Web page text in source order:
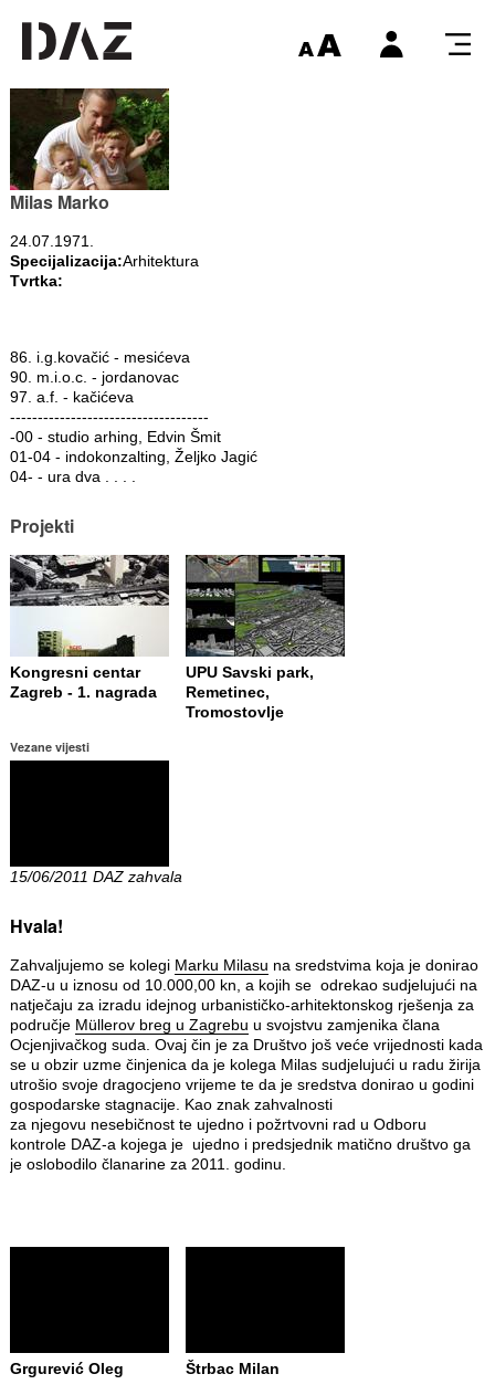
Milas Marko
24.07.1971.
Specijalizacija:Arhitektura
Tvrtka:
86. i.g.kovačić - mesićeva
90. m.i.o.c. - jordanovac
97. a.f. - kačićeva
------------------------------------
-00 - studio arhing, Edvin Šmit
01-04 - indokonzalting, Željko Jagić
04- - ura dva . . . .
Projekti
Kongresni centar
Zagreb - 1. nagrada
UPU Savski park,
Remetinec,
Tromostovlje
Vezane vijesti
15/06/2011 DAZ zahvala
Hvala!
Zahvaljujemo se kolegi Marku Milasu na sredstvima koja je donirao
DAZ-u u iznosu od 10.000,00 kn, a kojih se odrekao sudjelujući na
natječaju za izradu idejnog urbanističko-arhitektonskog rješenja za
područje Müllerov breg u Zagrebu u svojstvu zamjenika člana
Ocjenjivačkog suda. Ovaj čin je za Društvo još veće vrijednosti kada
se u obzir uzme činjenica da je kolega Milas sudjelujući u radu žirija
utrošio svoje dragocjeno vrijeme te da je sredstva donirao u godini
gospodarske stagnacije. Kao znak zahvalnosti
za njegovu nesebičnost te ujedno i požrtvovni rad u Odboru
kontrole DAZ-a kojega je ujedno i predsjednik matično društvo ga
je oslobodilo članarine za 2011. godinu.
Grgurević Oleg Štrbac Milan